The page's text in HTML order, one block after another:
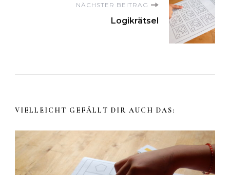
NÄCHSTER BEITRAG
Logikrätsel
VIELLEICHT GEFÄLLT DIR AUCH DAS: